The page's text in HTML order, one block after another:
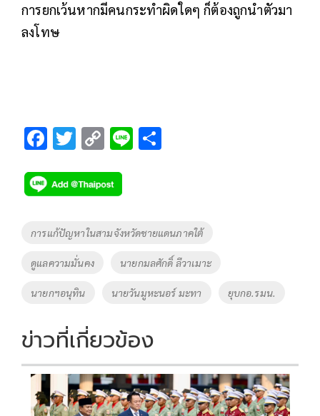
การยกเว้นหากมีคนกระทำผิดใดๆ ก็ต้องถูกนำตัวมา
ลงโทษ
F
e
b
o
k
T
tt
er
C
p
y
Li
Li
Tags
การแก้ปัญหาในสามจังหวัดชายแดนภาคใต้
ดูแลความมั่นคง นายกมลศักดิ์ ลีวาเมาะ
นายกฯอนุทิน นายวันมูหะนอร์ มะทา ยุบกอ.รมน.
ข่าวที่เกี่ยวข้อง